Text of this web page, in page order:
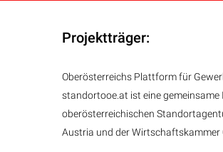
Projektträger:
Oberösterreichs Plattform für
standortooe.at ist eine gemeinsame
oberösterreichischen
Austria und der Wirtschaftskammer